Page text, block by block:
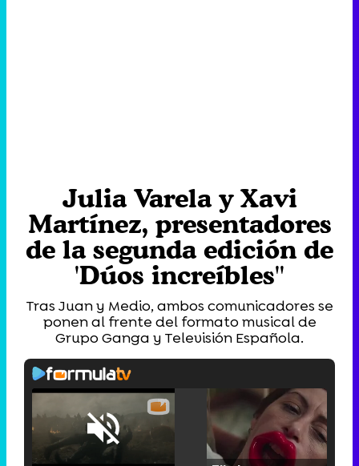
Julia Varela y Xavi
Martínez, presentadores
de la segunda edición de
'Dúos increíbles''
Tras Juan y Medio, ambos comunicadores se
ponen al frente del formato musical de
Grupo Ganga y Televisión Española.
/
Loaded:
25.30%